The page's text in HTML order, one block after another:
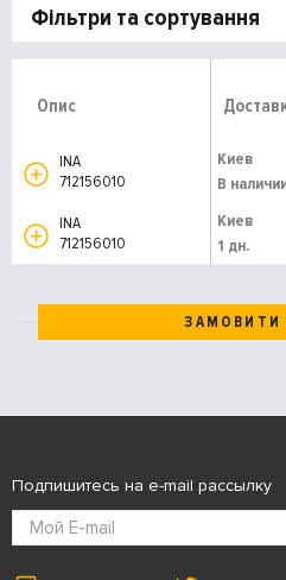
Фільтри та сортування
Опис
INA
712156010
Киев
В
INA
712156010
Киев
1 дн.
ЗАМОВИТИ
Подпишитесь на e-mail рассылку